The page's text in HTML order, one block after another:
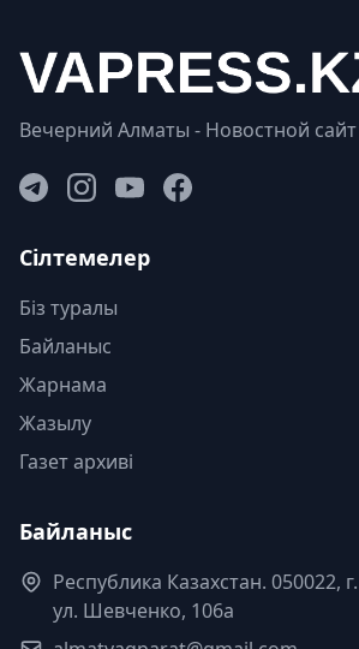
Вечерний Алматы - Новостной сайт
Сілтемелер
Біз туралы
Байланыс
Жарнама
Жазылу
Газет архиві
Байланыс
Республика Казахстан. 050022,
ул. Шевченко, 106а